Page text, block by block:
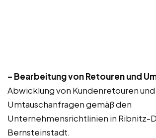
– Bearbeitung von Retouren und
Abwicklung von Kundenretouren und
Umtauschanfragen gemäß den
Unternehmensrichtlinien in Ribnitz-
Bernsteinstadt.